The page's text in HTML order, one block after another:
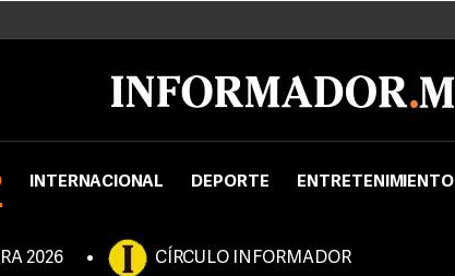
INTERNACIONAL DEPORTE ENTRETENIMIENTO
2026 CÍRCULO INFORMADOR